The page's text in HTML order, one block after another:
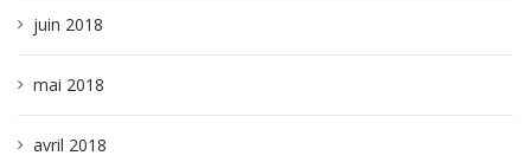
juin 2018
mai 2018
avril 2018